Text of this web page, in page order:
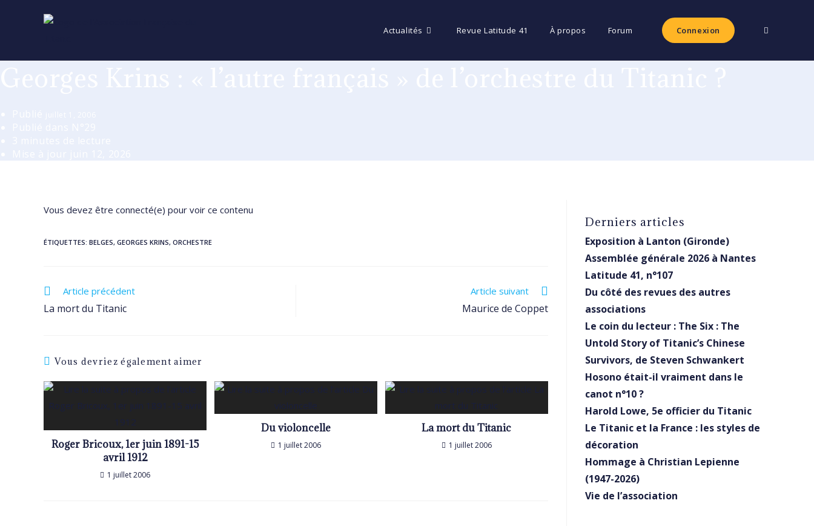
Actualités Revue Latitude 41 À propos Forum Connexion Toggle
Vous devez être connecté(e) pour voir ce contenu
ÉTIQUETTES: BELGES, GEORGES KRINS, ORCHESTRE
Read
articles
Article précédent
La mort du Titanic
Article suivant
Maurice de Coppet
Vous devriez également aimer
Roger Bricoux, 1er juin 1891-15
avril 1912
1 juillet 2006
Du violoncelle
1 juillet 2006
La mort du Titanic
1 juillet 2006
Derniers articles
Exposition à Lanton (Gironde)
Assemblée générale 2026 à Nantes
Latitude 41, n°107
Du côté des revues des autres
associations
Le coin du lecteur : The Six : The
Untold Story of Titanic’s Chinese
Survivors, de Steven Schwankert
Hosono était-il vraiment dans le
canot n°10 ?
Harold Lowe, 5e officier du Titanic
Le Titanic et la France : les styles de
décoration
Hommage à Christian Lepienne
(1947-2026)
Vie de l’association